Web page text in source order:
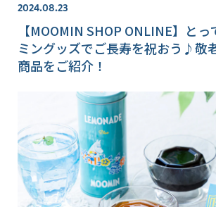
2024.08.23
【MOOMIN SHOP ONLINE】と
ミングッズでご長寿を祝おう♪敬
商品をご紹介！